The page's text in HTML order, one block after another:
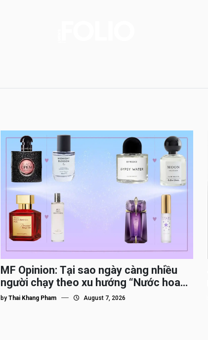
MF Opinion: Tại sao ngày càng nhiều
người chạy theo xu hướng “Nước hoa
Dupe”?
by Thai Khang Pham August 7, 2026